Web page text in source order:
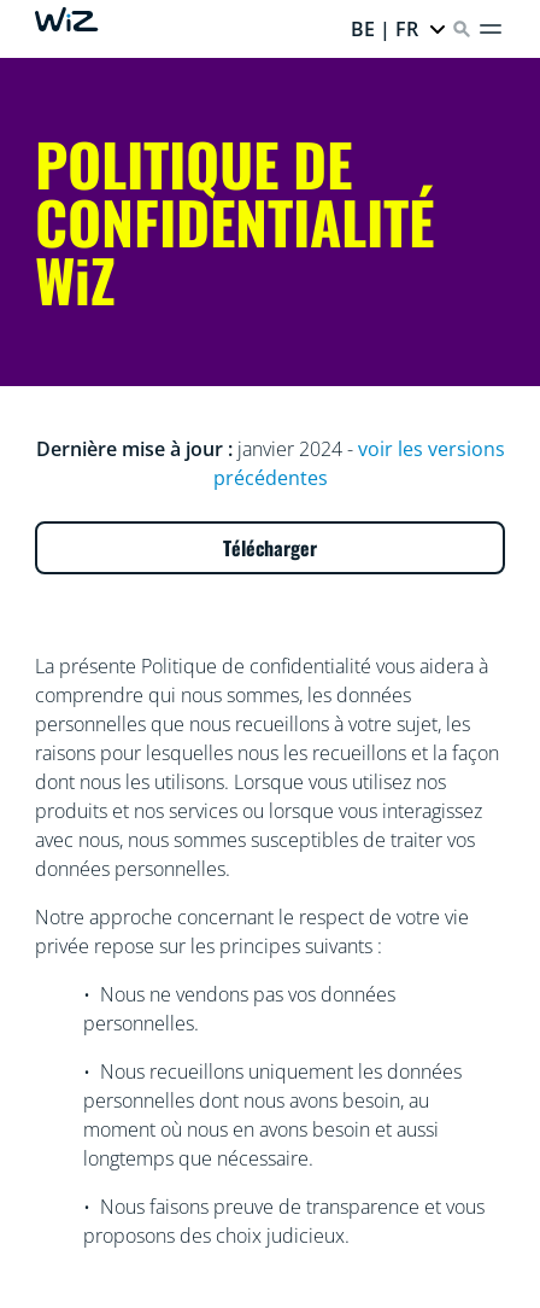
BE | FR
POLITIQUE DE
CONFIDENTIALITÉ
WiZ
Dernière mise à jour :janvier 2024 - voir les versions
précédentes
Télécharger
La présente Politique de confidentialité vous aidera à
comprendre qui nous sommes, les données
personnelles que nous recueillons à votre sujet, les
raisons pour lesquelles nous les recueillons et la façon
dont nous les utilisons. Lorsque vous utilisez nos
produits et nos services ou lorsque vous interagissez
avec nous, nous sommes susceptibles de traiter vos
données personnelles.
Notre approche concernant le respect de votre vie
privée repose sur les principes suivants :
• Nous ne vendons pas vos données
personnelles.
• Nous recueillons uniquement les données
personnelles dont nous avons besoin, au
moment où nous en avons besoin et aussi
longtemps que nécessaire.
• Nous faisons preuve de transparence et vous
proposons des choix judicieux.